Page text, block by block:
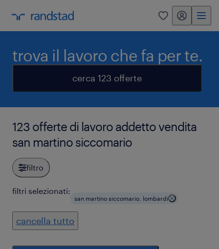
0 my randstad
trova il lavoro che fa per te.
cerca 123 offerte
123 offerte di lavoro addetto vendita
san martino siccomario
filtro
filtri selezionati:
san martino siccomario, lombardi
cancella tutto